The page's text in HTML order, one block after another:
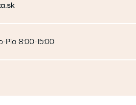
Pia 8:00-15:00